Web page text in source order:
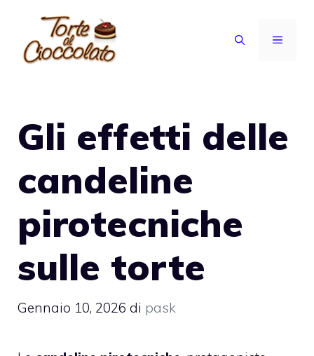
contenuto
MENU
Gli effetti delle
candeline
pirotecniche
sulle torte
Gennaio 10, 2026 di pask